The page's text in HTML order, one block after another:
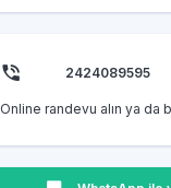
2424089595
Online randevu alın ya da